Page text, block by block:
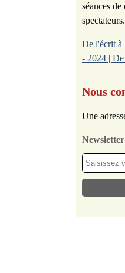
séances
spectateurs.
De l'écrit à
- 2024 |
Nous
Une
Newsletter